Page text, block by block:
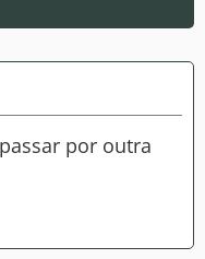
por outra